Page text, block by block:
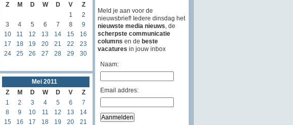
Z
M D W D V
Z
1
2
3
4 5 6 7 8
9
10
11 12 13 14 15
16
17
18 19 20 21 22
23
24
25 26 27 28 29 30
Mei 2011
Z
M D W D V
Z
1
2 3 4 5 6
7
8
9 10 11 12 13
14
15
16 17 18 19 20
21
Meld je aan voor de
nieuwsbrief! Iedere dinsdag het
nieuwste media nieuws , de
scherpste communicatie
columns en de beste
vacatures in jouw inbox
Naam:
Email addres: